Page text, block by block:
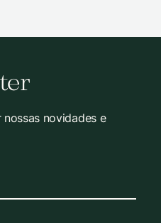
novidades e